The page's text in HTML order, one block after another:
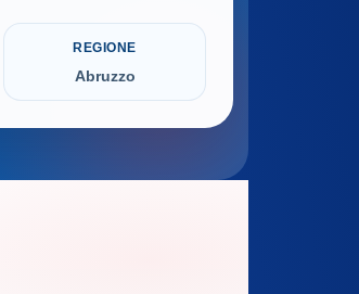
REGIONE
Abruzzo